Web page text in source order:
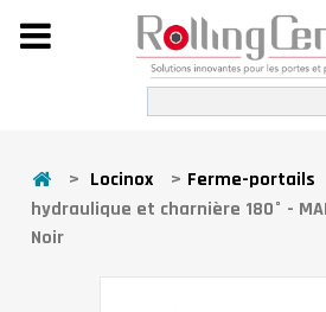
> Locinox > Ferme-portails
hydraulique et charnière 180° -
Noir